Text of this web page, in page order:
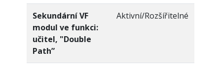
Sekundární VF
modul ve funkci:
učitel, "Double
Path”
Aktivní/Rozšířitelné